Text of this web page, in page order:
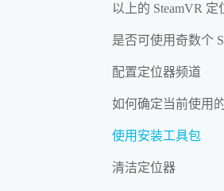
以上的 SteamVR 定
是否可使用奇数个
配置定位器频道
如何确定当前使用
使用安装工具包
清洁定位器